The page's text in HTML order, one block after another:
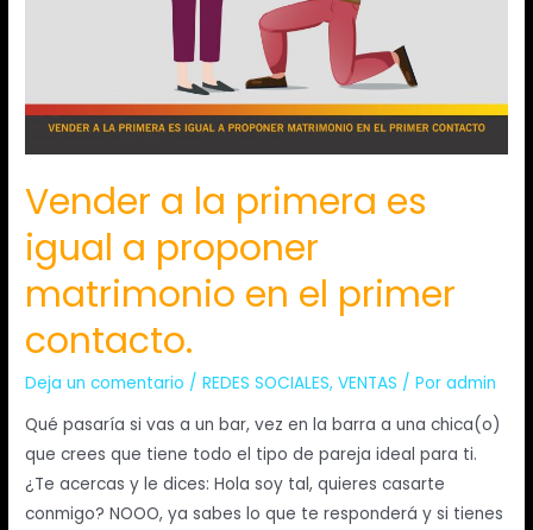
Vender a la primera es
igual a proponer
matrimonio en el primer
contacto.
Deja un comentario /REDES SOCIALES,VENTAS / Poradmin
Qué pasaría si vas a un bar, vez en la barra a una chica(o)
que crees que tiene todo el tipo de pareja ideal para ti.
¿Te acercas y le dices: Hola soy tal, quieres casarte
conmigo? NOOO, ya sabes lo que te responderá y si tienes